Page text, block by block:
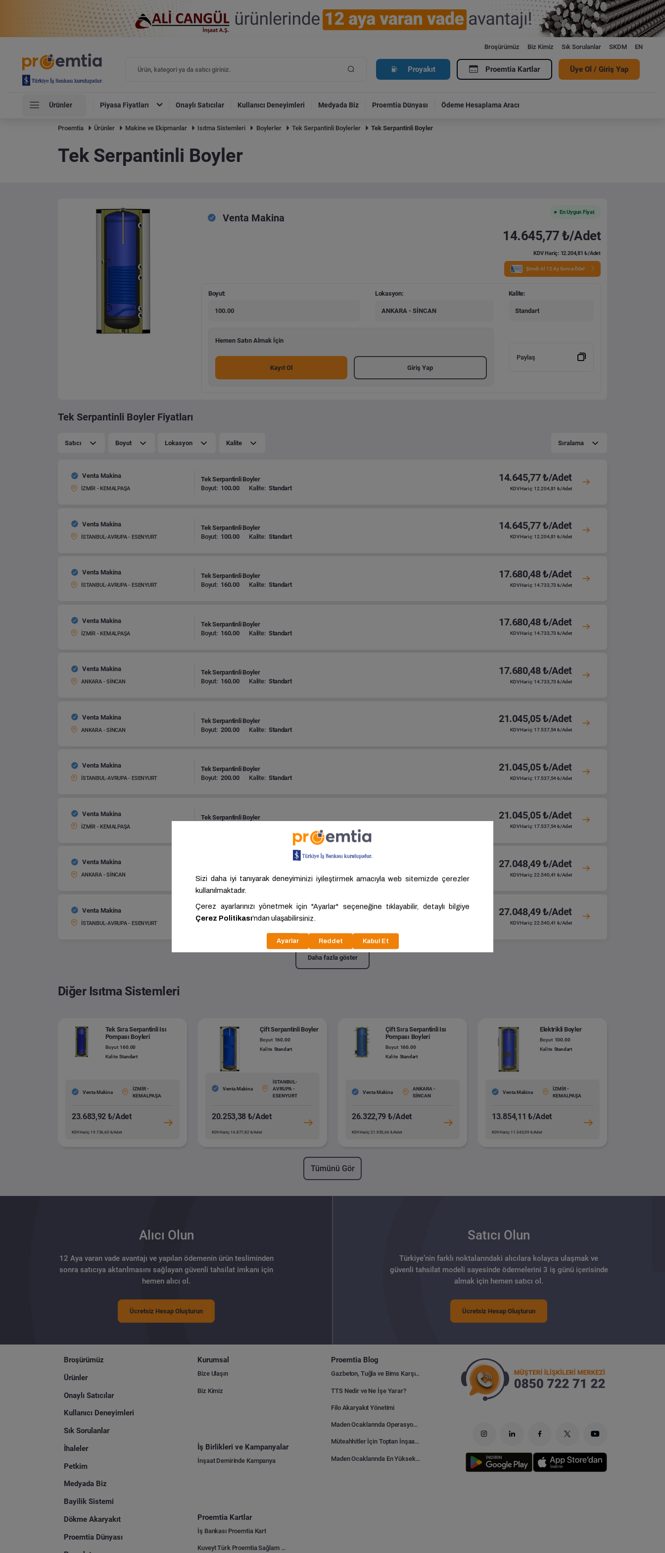
Broşürümüz Biz Kimiz Sık Sorulanlar SKDM EN
Proyakıt Proemtia Kartlar Üye Ol / Giriş Yap
Ürünler Piyasa Fiyatları Onaylı Satıcılar Kullanıcı Deneyimleri Medyada Biz Proemtia Dünyası Ödeme Hesaplama Aracı
Proemtia Ürünler Makine ve Ekipmanlar Isıtma Sistemleri Boylerler Tek Serpantinli Boylerler Tek Serpantinli Boyler
Tek Serpantinli Boyler
Venta Makina
En Uygun Fiyat
14.645,77 ₺/Adet
KDV Hariç: 12.204,81 ₺/Adet
Şimdi Al 12 Ay Sonra Öde!
Boyut:
100.00
Lokasyon:
ANKARA - SİNCAN
Kalite:
Standart
Hemen Satın Almak İçin
Kayıt Ol Giriş Yap
Paylaş
Tek Serpantinli Boyler Fiyatları
Satıcı Boyut Lokasyon Kalite Sıralama
Venta Makina
İZMİR - KEMALPAŞA
Tek Serpantinli Boyler
Boyut: 100.00 Kalite: Standart
14.645,77 ₺/Adet
KDV Hariç: 12.204,81 ₺/Adet
Venta Makina
İSTANBUL-AVRUPA - ESENYURT
Tek Serpantinli Boyler
Boyut: 100.00 Kalite: Standart
14.645,77 ₺/Adet
KDV Hariç: 12.204,81 ₺/Adet
Venta Makina
İSTANBUL-AVRUPA - ESENYURT
Tek Serpantinli Boyler
Boyut: 160.00 Kalite: Standart
17.680,48 ₺/Adet
KDV Hariç: 14.733,73 ₺/Adet
Venta Makina
İZMİR - KEMALPAŞA
Tek Serpantinli Boyler
Boyut: 160.00 Kalite: Standart
17.680,48 ₺/Adet
KDV Hariç: 14.733,73 ₺/Adet
Venta Makina
ANKARA - SİNCAN
Tek Serpantinli Boyler
Boyut: 160.00 Kalite: Standart
17.680,48 ₺/Adet
KDV Hariç: 14.733,73 ₺/Adet
Venta Makina
ANKARA - SİNCAN
Tek Serpantinli Boyler
Boyut: 200.00 Kalite: Standart
21.045,05 ₺/Adet
KDV Hariç: 17.537,54 ₺/Adet
Venta Makina
İSTANBUL-AVRUPA - ESENYURT
Tek Serpantinli Boyler
Boyut: 200.00 Kalite: Standart
21.045,05 ₺/Adet
KDV Hariç: 17.537,54 ₺/Adet
Venta Makina
İZMİR - KEMALPAŞA
Tek Serpantinli Boyler
21.045,05 ₺/Adet
KDV Hariç: 17.537,54 ₺/Adet
Venta Makina
ANKARA - SİNCAN
Boyut:
300.00 Standart
27.048,49 ₺/Adet
KDV Hariç: 22.540,41 ₺/Adet
Venta Makina
İSTANBUL-AVRUPA - ESENYURT
Tek Serpantinli Boyler
Boyut:
300.00 Kalite: Standart
27.048,49 ₺/Adet
KDV Hariç: 22.540,41 ₺/Adet
Daha fazla göster
Diğer Isıtma Sistemleri
Tek Sıra Serpantinli Isı
Pompası Boyleri
Boyut 160.00
Kalite Standart
Venta Makina
İZMİR -
KEMALPAŞA
23.683,92 ₺/Adet
KDV Hariç: 19.736,60 ₺/Adet
Çift Serpantinli Boyler
Boyut 160.00
Kalite Standart
Venta Makina
İSTANBUL-
AVRUPA -
ESENYURT
20.253,38 ₺/Adet
KDV Hariç: 16.877,82 ₺/Adet
Çift Sıra Serpantinli Isı
Pompası Boyleri
Boyut 160.00
Kalite Standart
Venta Makina
ANKARA -
SİNCAN
26.322,79 ₺/Adet
KDV Hariç: 21.935,66 ₺/Adet
Elektrikli Boyler
Boyut 100.00
Kalite Standart
Venta Makina
İZMİR -
KEMALPAŞA
13.854,11 ₺/Adet
KDV Hariç: 11.545,09 ₺/Adet
Tümünü Gör
Alıcı Olun
12 Aya varan vade avantajı ve yapılan ödemenin ürün tesliminden
sonra satıcıya aktarılmasını sağlayan güvenli tahsilat imkanı için
hemen alıcı ol.
Ücretsiz Hesap Oluşturun
Satıcı Olun
Türkiye’nin farklı noktalarındaki alıcılara kolayca ulaşmak ve
güvenli tahsilat modeli sayesinde ödemelerini 3 iş günü içerisinde
almak için hemen satıcı ol.
Ücretsiz Hesap Oluşturun
Broşürümüz
Ürünler
Onaylı Satıcılar
Kullanıcı Deneyimleri
Sık Sorulanlar
İhaleler
Petkim
Medyada Biz
Bayilik Sistemi
Dökme Akaryakıt
Proemtia Dünyası
Kurumsal
Bize Ulaşın
Biz Kimiz
İş Birlikleri ve Kampanyalar
İnşaat Demirinde Kampanya
Proemtia Kartlar
İş Bankası Proemtia Kart
Kuveyt Türk Proemtia Sağlam Bayi Kart
Proemtia Blog
Gazbeton, Tuğla ve Bims Karşılaştırması: Hangisi Daha Avantajlı?
TTS Nedir ve Ne İşe Yarar?
Filo Akaryakıt Yönetimi
Maden Ocaklarında Operasyonel Verimlilik Nasıl Arttırılır?
Müteahhitler İçin Toptan İnşaat Malzemesi Satın Alma Rehberi
Maden Ocaklarında En Yüksek Gider Kalemleri Nelerdir?